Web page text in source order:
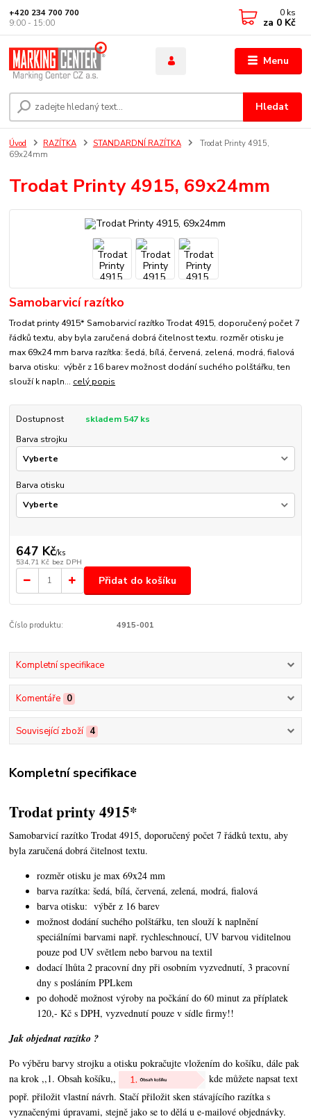
Menu
Hledat
+420 234 700 700
9:00 - 15:00
0 ks
za 0 Kč
Úvod RAZÍTKA STANDARDNÍ RAZÍTKA
Trodat Printy 4915,
69x24mm
Trodat Printy 4915, 69x24mm
Samobarvicí razítko
Trodat printy 4915* Samobarvicí razítko Trodat 4915, doporučený počet 7
řádků textu, aby byla zaručená dobrá čitelnost textu. rozměr otisku je
max 69x24 mm barva razítka: šedá, bílá, červená, zelená, modrá, fialová
barva otisku: výběr z 16 barev možnost dodání suchého polštářku, ten
slouží k napln... celý popis
Dostupnost
skladem 547 ks
Barva strojku
Barva otisku
647 Kč/ks
534,71 Kč bez DPH
Přidat do košíku
Číslo produktu: 4915-001
Kompletní specifikace
Komentáře 0
Související zboží 4
Kompletní specifikace
Trodat printy 4915*
Samobarvicí razítko Trodat 4915, doporučený počet 7 řádků textu, aby
byla zaručená dobrá čitelnost textu.
rozměr otisku je max 69x24 mm
barva razítka: šedá, bílá, červená, zelená, modrá, fialová
barva otisku: výběr z 16 barev
možnost dodání suchého polštářku, ten slouží k naplnění
speciálními barvami např. rychleschnoucí, UV barvou viditelnou
pouze pod UV světlem nebo barvou na textil
dodací lhůta 2 pracovní dny při osobním vyzvednutí, 3 pracovní
dny s posláním PPLkem
po dohodě možnost výroby na počkání do 60 minut za příplatek
120,- Kč s DPH, vyzvednutí pouze v sídle firmy!!
Jak objednat razítko ?
Po výběru barvy strojku a otisku pokračujte vložením do košíku, dále pak
na krok ,,1. Obsah košíku,,
kde můžete napsat text
popř. přiložit vlastní návrh. Stačí přiložit sken stávajícího razítka s
vyznačenými úpravami, stejně jako se to dělá u e-mailové objednávky.